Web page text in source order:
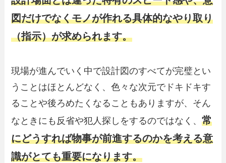
図だけでなくモノが作れる具体的なやり取り
（指示）が求められます。
現場が進んでいく中で設計図のすべてが完璧とい
うことはほとんどなく、色々な次元でドキドキす
ることや後ろめたくなることもありますが、そん
なときにも反省や犯人探しをするのではなく、常
にどうすれば物事が前進するのかを考える意
識がとても重要になります。